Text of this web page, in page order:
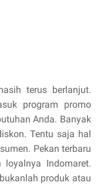
terus berlanjut.
program promo
Anda. Banyak
Tentu saja hal
Pekan terbaru
Indomaret.
produk atau